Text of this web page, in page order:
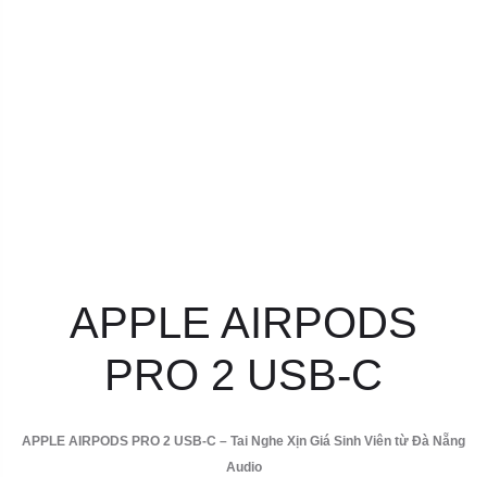
APPLE AIRPODS
PRO 2 USB-C
APPLE AIRPODS PRO 2 USB-C – Tai Nghe Xịn Giá Sinh Viên từ Đà Nẵng
Audio